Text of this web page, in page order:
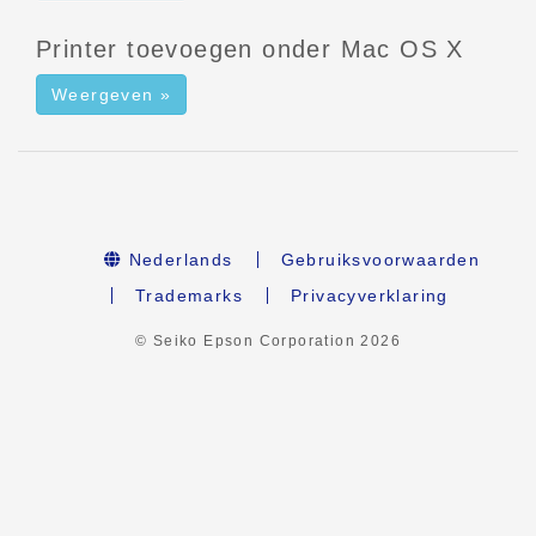
Printer toevoegen onder Mac OS X
Weergeven »
Nederlands
Gebruiksvoorwaarden
Trademarks
Privacyverklaring
© Seiko Epson Corporation2026